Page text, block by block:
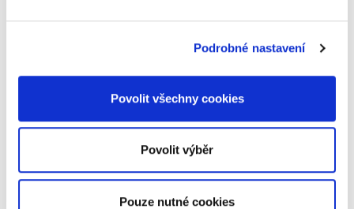
Podrobné nastavení
Povolit všechny cookies
Povolit výběr
Pouze nutné cookies
A jaký adventní věnec si letos pořídíte Vy? Nebo si
adventní věnec vyrobit
doma sami? Máme